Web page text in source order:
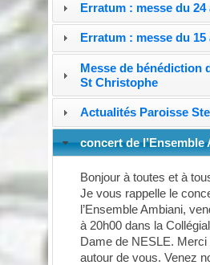
Erratum : messe du 24
Erratum : messe du 15
Messe de bénédiction
St Christophe
Actualités Paroisse
concert de l’Ensemble
Bonjour à toutes et à
Je vous rappelle le
l’Ensemble Ambiani,
à 20h00 dans la
Dame de NESLE. Merci
autour de vous. Venez